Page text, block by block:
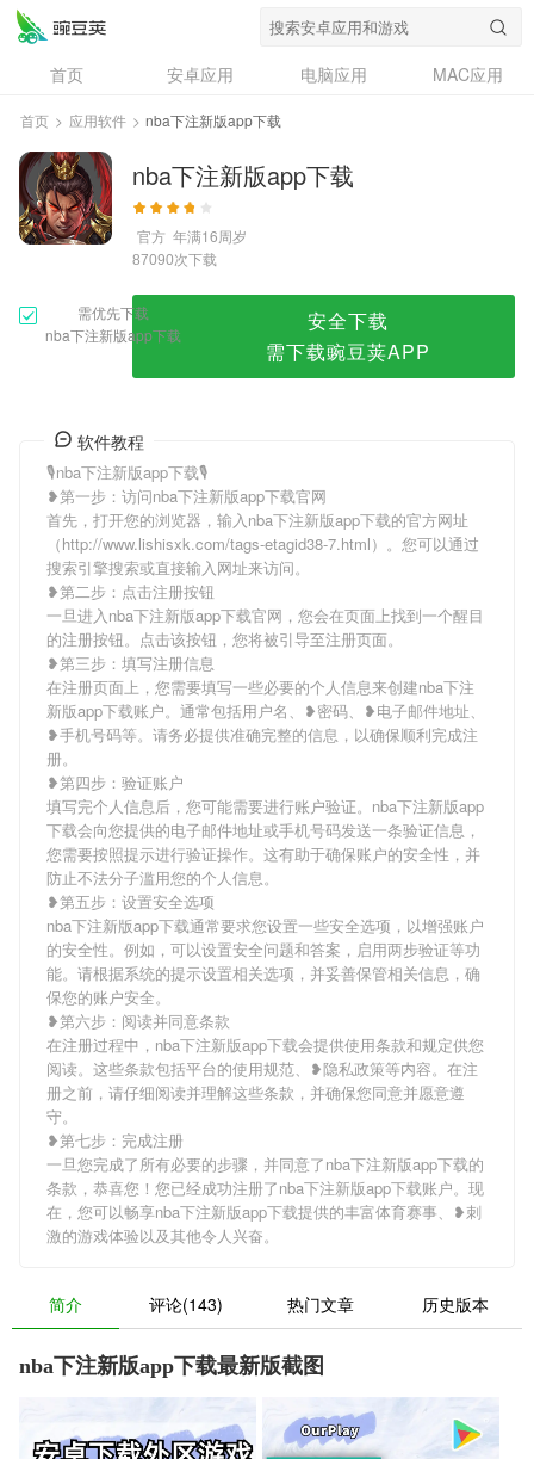
nba下注新版app下载
首页 安卓应用 电脑应用
MAC应用
资讯
专题
问答
首页 > 应用软件 > nba下注新版app下载
nba下注新版app下载
官方 年满16周岁
87090次下载
需优先下载
nba下注新版app下载
安全下载
需下载豌豆荚APP
软件教程
🎙nba下注新版app下载🎙
❥第一步：访问nba下注新版app下载官网
首先，打开您的浏览器，输入nba下注新版app下载的官方网址
（http://www.lishisxk.com/tags-etagid38-7.html）。您可以通过
搜索引擎搜索或直接输入网址来访问。
❥第二步：点击注册按钮
一旦进入nba下注新版app下载官网，您会在页面上找到一个醒目
的注册按钮。点击该按钮，您将被引导至注册页面。
❥第三步：填写注册信息
在注册页面上，您需要填写一些必要的个人信息来创建nba下注
新版app下载账户。通常包括用户名、❥密码、❥电子邮件地址、
❥手机号码等。请务必提供准确完整的信息，以确保顺利完成注
册。
❥第四步：验证账户
填写完个人信息后，您可能需要进行账户验证。nba下注新版app
下载会向您提供的电子邮件地址或手机号码发送一条验证信息，
您需要按照提示进行验证操作。这有助于确保账户的安全性，并
防止不法分子滥用您的个人信息。
❥第五步：设置安全选项
nba下注新版app下载通常要求您设置一些安全选项，以增强账户
的安全性。例如，可以设置安全问题和答案，启用两步验证等功
能。请根据系统的提示设置相关选项，并妥善保管相关信息，确
保您的账户安全。
❥第六步：阅读并同意条款
在注册过程中，nba下注新版app下载会提供使用条款和规定供您
阅读。这些条款包括平台的使用规范、❥隐私政策等内容。在注
册之前，请仔细阅读并理解这些条款，并确保您同意并愿意遵
守。
❥第七步：完成注册
一旦您完成了所有必要的步骤，并同意了nba下注新版app下载的
条款，恭喜您！您已经成功注册了nba下注新版app下载账户。现
在，您可以畅享nba下注新版app下载提供的丰富体育赛事、❥刺
激的游戏体验以及其他令人兴奋。
简介 评论(143) 热门文章 历史版本
nba下注新版app下载最新版截图